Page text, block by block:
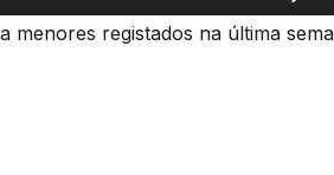
as
menores registados na última